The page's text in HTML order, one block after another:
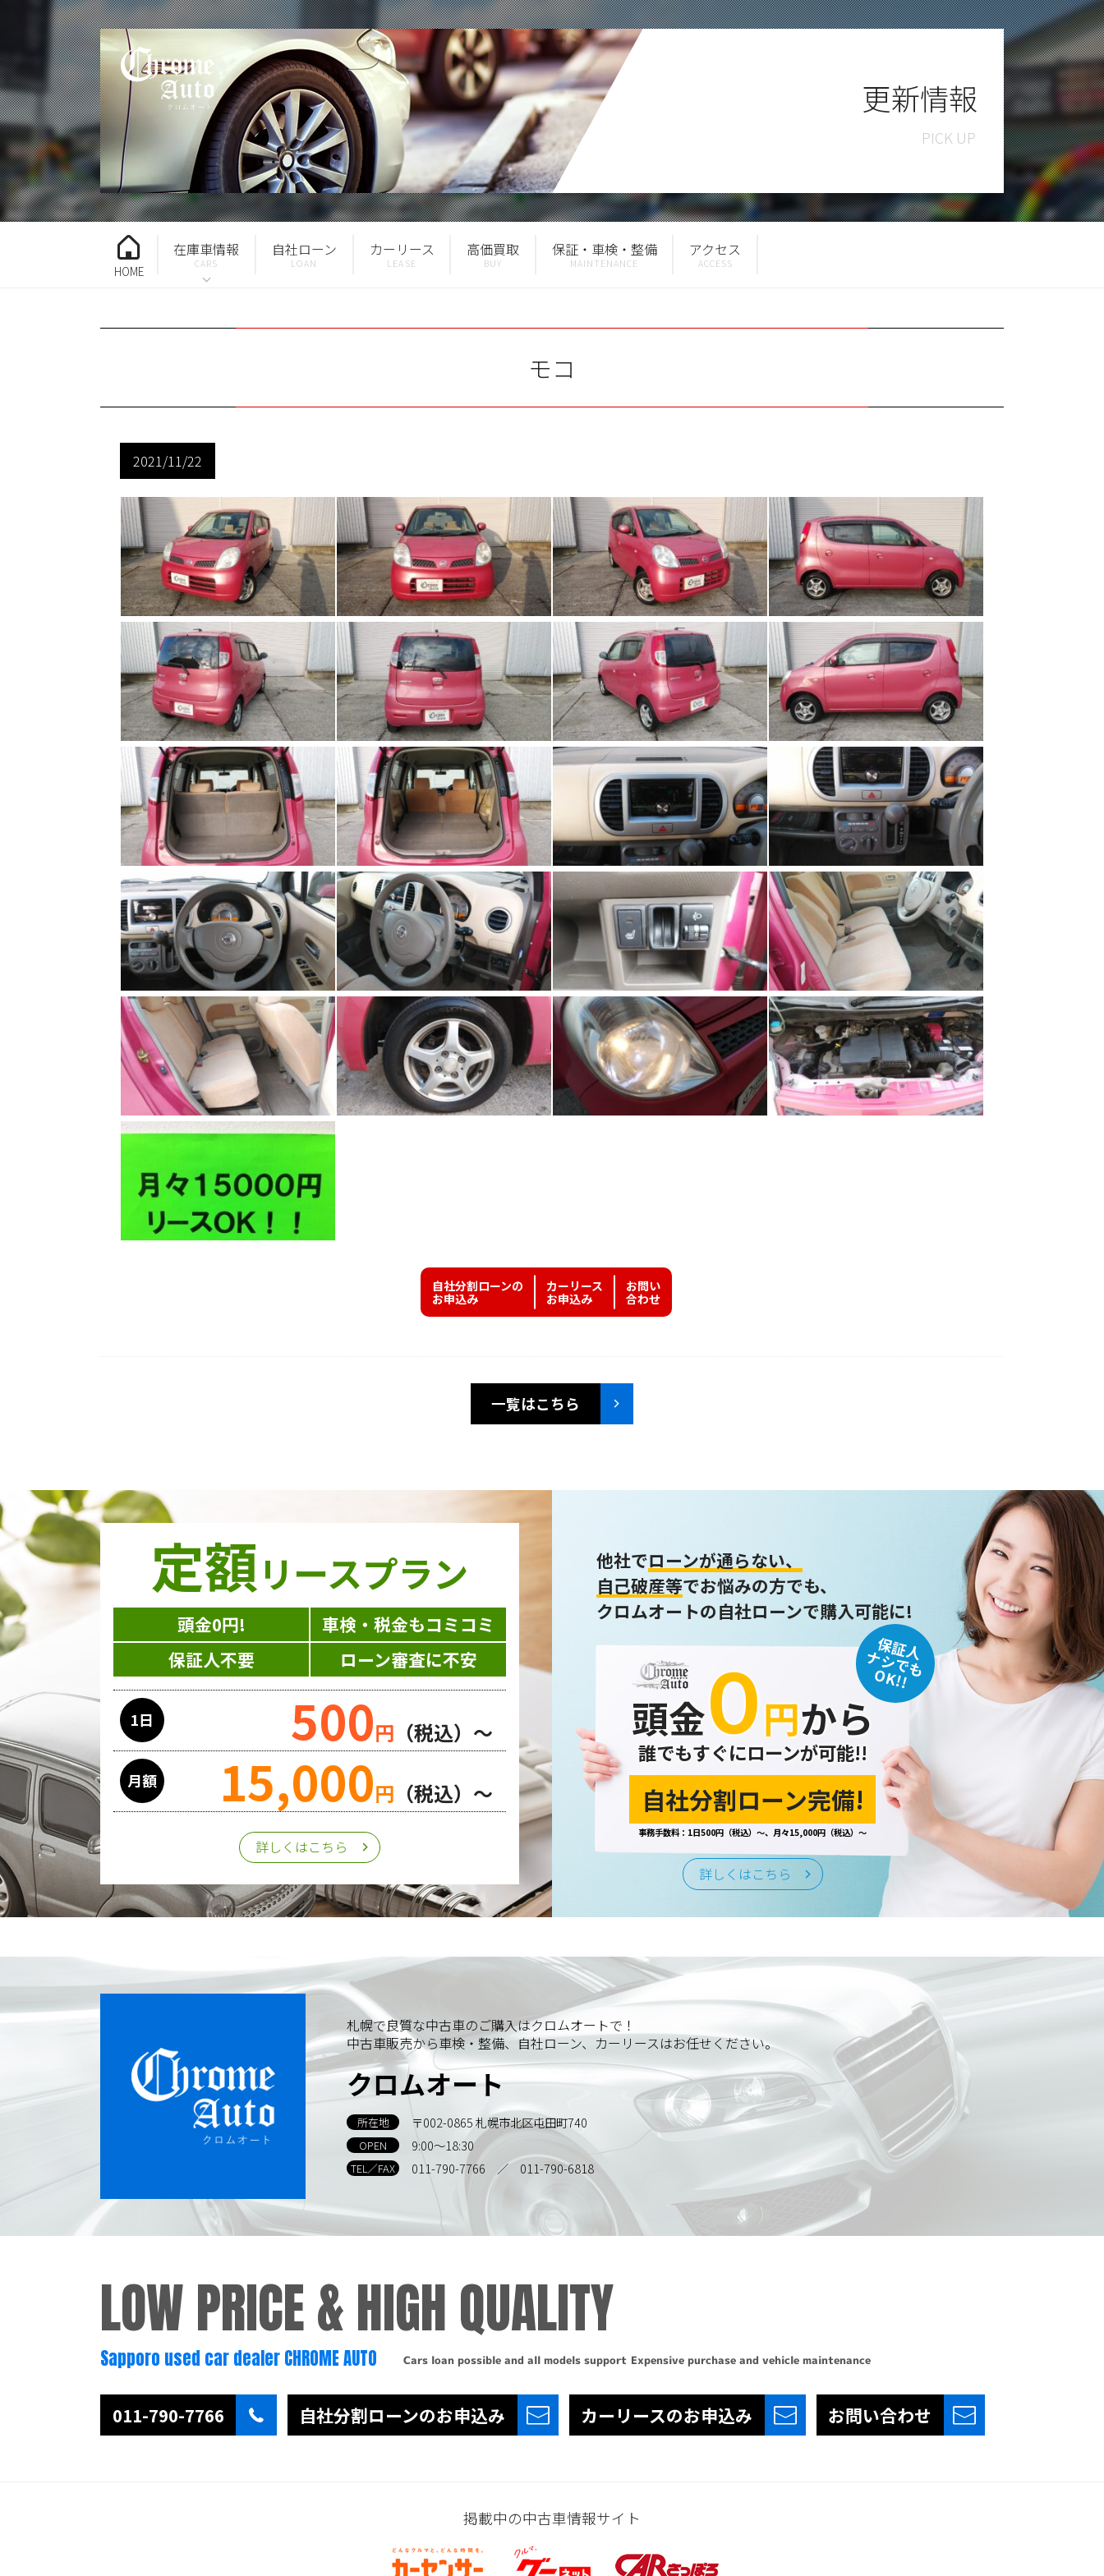
更新情報
HOME
在庫車情報 自社ローン カーリース 高価買取 保証・車検・整備 アクセス
モコ
2021/11/22
自社分割ローンの
お申込み
カーリース
お申込み
お問い
合わせ
一覧はこちら
定額リースプラン
頭金0円!
車検・税金もコミコミ
保証人不要
ローン審査に不安
1日 500円 （税込）～
月額 15,000円 （税込）～
詳しくはこちら
他社でローンが通らない、
自己破産等でお悩みの方でも、
クロムオートの自社ローンで購入可能に!
保証人
ナシでも
OK!!
頭金０円から
誰でもすぐにローンが可能!!
自社分割ローン完備!
事務手数料：1日500円（税込）～、月々15,000円（税込）～
詳しくはこちら
札幌で良質な中古車のご購入はクロムオートで！
中古車販売から車検・整備、自社ローン、カーリースはお任せください。
クロムオート
所在地 〒002-0865 札幌市北区屯田町740
OPEN 9:00～18:30
TEL／FAX 011-790-7766 ／ 011-790-6818
LOW PRICE &HIGH QUALITY
Sapporo used car dealer CHROME AUTO Cars loan possible and all models support Expensive purchase and vehicle maintenance
011-790-7766 自社分割ローンのお申込み カーリースのお申込み お問い合わせ
掲載中の中古車情報サイト